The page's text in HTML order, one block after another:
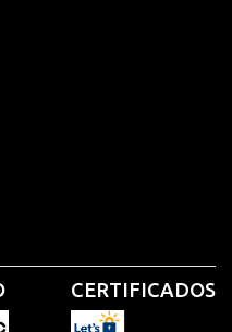
CERTIFICADOS